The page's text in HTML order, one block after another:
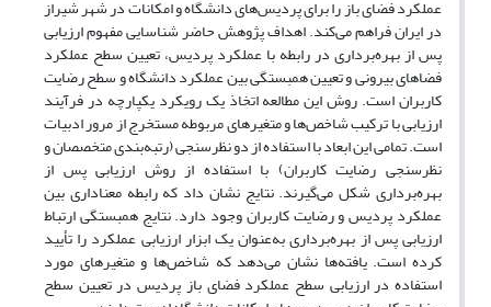
عملکرد فضای باز را برای پردیس‌های دانشگاه و امکانات در شهر شیراز
در ایران فراهم می‌کند. اهداف پژوهش حاضر شناسایی مفهوم ارزیابی
پس از بهره‌برداری در رابطه با عملکرد پردیس، تعیین سطح عملکرد
فضاهای بیرونی و تعیین همبستگی بین عملکرد دانشگاه و سطح رضایت
کاربران است. روش این مطالعه اتخاذ یک رویکرد یکپارچه در فرآیند
ارزیابی با ترکیب شاخص‌ها و متغیرهای مربوطه مستخرج از مرور ادبیات
است. تمامی این ابعاد با استفاده از دو نظرسنجی (رتبه‌بندی متخصصان و
نظرسنجی رضایت کاربران) با استفاده از روش ارزیابی پس از
بهره‌برداری شکل می‌گیرند. نتایج نشان داد که رابطه معناداری بین
عملکرد پردیس و رضایت کاربران وجود دارد. نتایج همبستگی ارتباط
ارزیابی پس از بهره‌برداری به‌عنوان یک ابزار ارزیابی عملکرد را تأیید
کرده است. یافته‌ها نشان می‌دهد که شاخص‌ها و متغیرهای مورد
استفاده در ارزیابی سطح عملکرد فضای باز پردیس در تعیین سطح